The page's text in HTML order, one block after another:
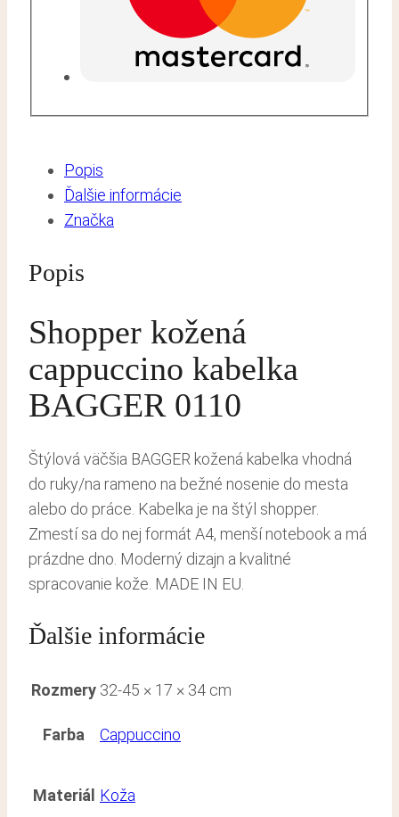
Popis
Ďalšie informácie
Značka
Popis
Shopper kožená
cappuccino kabelka
BAGGER 0110
Štýlová väčšia BAGGER kožená kabelka vhodná
do ruky/na rameno na bežné nosenie do mesta
alebo do práce. Kabelka je na štýl shopper.
Zmestí sa do nej formát A4, menší notebook a má
prázdne dno. Moderný dizajn a kvalitné
spracovanie kože. MADE IN EU.
Ďalšie informácie
Rozmery 32-45 × 17 × 34 cm
Farba Cappuccino
Materiál Koža